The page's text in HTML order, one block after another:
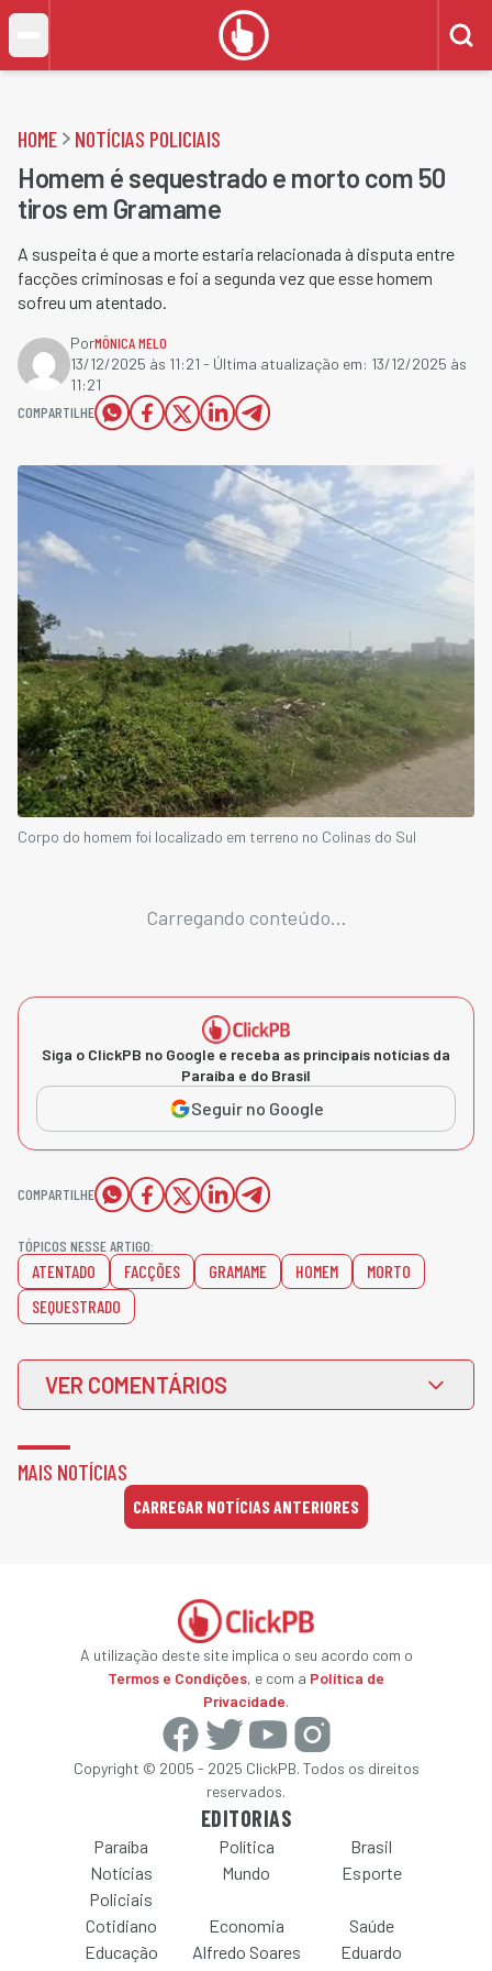
HOME NOTÍCIAS POLICIAIS
Homem é sequestrado e morto com 50
tiros em Gramame
A suspeita é que a morte estaria relacionada à disputa entre
facções criminosas e foi a segunda vez que esse homem
sofreu um atentado.
PorMÔNICA MELO
13/12/2025 às 11:21 - Última atualização em: 13/12/2025 às
11:21
COMPARTILHE
Corpo do homem foi localizado em terreno no Colinas do Sul
Carregando conteúdo...
Siga o ClickPB no Google e receba as principais notícias da
Paraíba e do Brasil
Seguir no Google
COMPARTILHE
TÓPICOS NESSE ARTIGO:
ATENTADO FACÇÕES GRAMAME HOMEM
MORTO
SEQUESTRADO
VER COMENTÁRIOS
MAIS NOTÍCIAS
CARREGAR NOTÍCIAS ANTERIORES
A utilização deste site implica o seu acordo com o
Termos e Condições, e com a Política de
Privacidade.
Copyright © 2005 - 2025 ClickPB. Todos os direitos
reservados.
EDITORIAS
Paraíba Política
Brasil
Notícias
Policiais
Mundo Esporte
Cotidiano Economia
Saúde
Educação
Alfredo Soares
Eduardo